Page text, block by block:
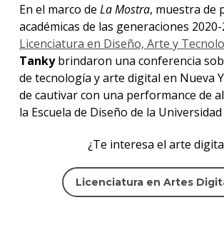
En el marco de La Mostra, muestra de
académicas de las generaciones
Licenciatura en Diseño, Arte y
Tankybrindaron una conferencia
de tecnología y arte digital en Nueva
de cautivar con una performance de
la Escuela de Diseño de la
¿Te interesa el arte
Licenciatura en Artes